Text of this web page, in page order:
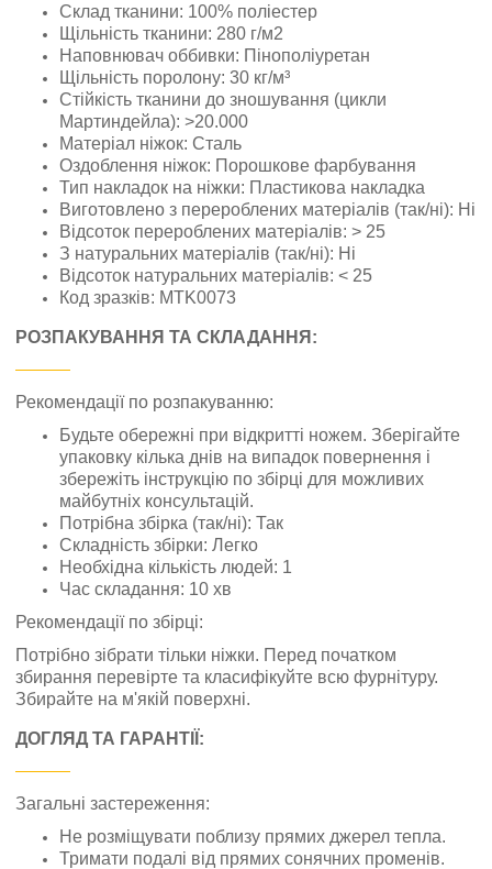
Склад тканини: 100% поліестер
Щільність тканини: 280 г/м2
Наповнювач оббивки: Пінополіуретан
Щільність поролону: 30 кг/м³
Стійкість тканини до зношування (цикли
Мартиндейла): >20.000
Матеріал ніжок: Сталь
Оздоблення ніжок: Порошкове фарбування
Тип накладок на ніжки: Пластикова накладка
Виготовлено з перероблених матеріалів (так/ні): Ні
Відсоток перероблених матеріалів: > 25
З натуральних матеріалів (так/ні): Ні
Відсоток натуральних матеріалів: < 25
Код зразків: MTK0073
РОЗПАКУВАННЯ ТА СКЛАДАННЯ:
Рекомендації по розпакуванню:
Будьте обережні при відкритті ножем. Зберігайте
упаковку кілька днів на випадок повернення і
збережіть інструкцію по збірці для можливих
майбутніх консультацій.
Потрібна збірка (так/ні): Так
Складність збірки: Легко
Необхідна кількість людей: 1
Час складання: 10 хв
Рекомендації по збірці:
Потрібно зібрати тільки ніжки. Перед початком
збирання перевірте та класифікуйте всю фурнітуру.
Збирайте на м'якій поверхні.
ДОГЛЯД ТА ГАРАНТІЇ:
Загальні застереження:
Не розміщувати поблизу прямих джерел тепла.
Тримати подалі від прямих сонячних променів.